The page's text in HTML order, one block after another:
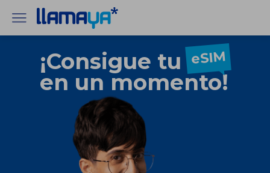
¡Consigue tu eSIM
en un momento!